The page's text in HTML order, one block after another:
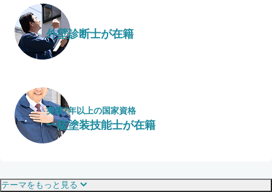
外壁診断士が在籍
実績7年以上の国家資格
一級塗装技能士が在籍
テーマをもっと見る